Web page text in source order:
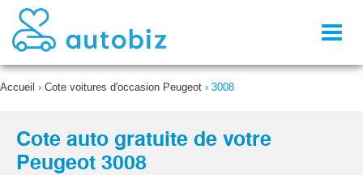
Accueil › Cote voitures d'occasion Peugeot › 3008
Cote auto gratuite de votre
Peugeot 3008